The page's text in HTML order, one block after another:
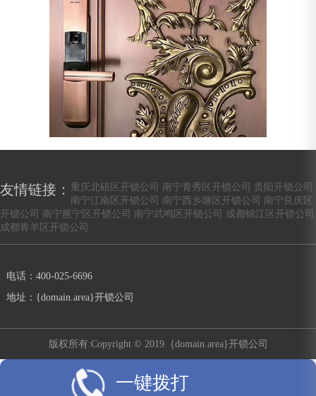
友情链接： 重庆北碚区开锁公司 南宁青秀区开锁公司 贵阳开锁公司
南宁江南区开锁公司 南宁西乡塘区开锁公司 南宁良庆区
开锁公司 南宁邕宁区开锁公司 南宁武鸣区开锁公司
成都锦江区开锁公司
成都青羊区开锁公司
电话：400-025-6696
地址：{domain.area}开锁公司
版权所有:Copyright © 2019. {domain.area}开锁公司
一键拨打